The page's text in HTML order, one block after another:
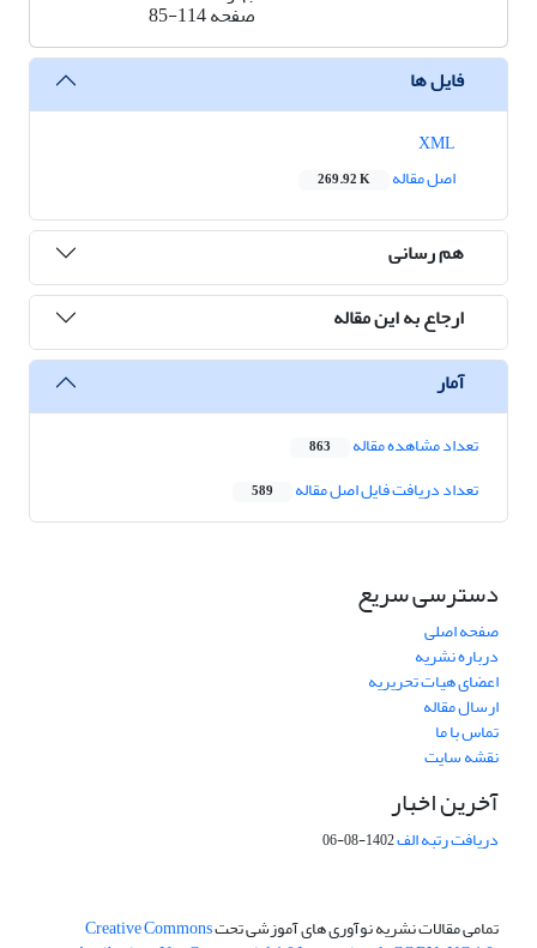
صفحه85-114
فایل ها
اصل مقاله
269.92 K
هم رسانی
ارجاع به این مقاله
آمار
تعداد مشاهده مقاله 863
تعداد دریافت فایل اصل مقاله 589
دسترسی سریع
صفحه اصلی
درباره نشریه
اعضای هیات تحریریه
ارسال مقاله
تماس با ما
نقشه سایت
آخرین اخبار
دریافت رتبه الف1402-08-06
تمامی مقالات نشریه نوآوری های آموزشی تحتCreative Commons